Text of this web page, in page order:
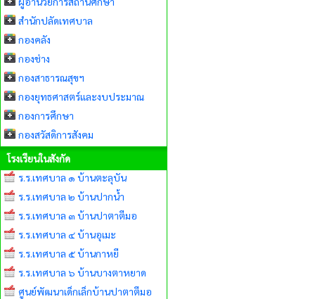
สำนักปลัดเทศบาล
กองคลัง
กองช่าง
กองสาธารณสุขฯ
กองยุทธศาสตร์และงบประมาณ
กองการศึกษา
กองสวัสดิการสังคม
โรงเรียนในสังกัด
ร.ร.เทศบาล ๑ บ้านตะลุบัน
ร.ร.เทศบาล ๒ บ้านปากน้ำ
ร.ร.เทศบาล ๓ บ้านปาตาตีมอ
ร.ร.เทศบาล ๔ บ้านอุเมะ
ร.ร.เทศบาล ๕ บ้านกาหยี
ร.ร.เทศบาล ๖ บ้านบางตาหยาด
ศูนย์พัฒนาเด็กเล็กบ้านปาตาตีมอ